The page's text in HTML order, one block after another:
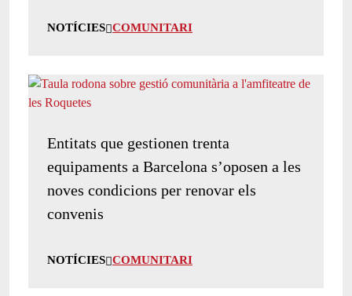
NOTÍCIES COMUNITARI
Entitats que gestionen trenta
equipaments a Barcelona s’oposen a les
noves condicions per renovar els
convenis
NOTÍCIES COMUNITARI